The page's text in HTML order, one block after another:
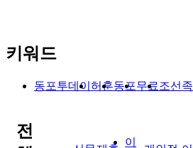
키워드
동포투데이 허훈동포무료조선족
전
이